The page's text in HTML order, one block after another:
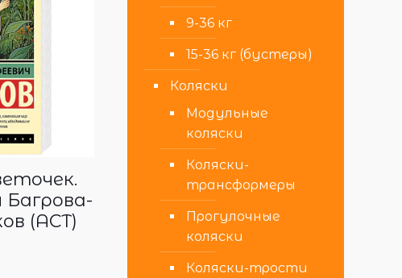
(АСТ)
9-36 кг
15-36 кг (бустеры)
Коляски
Модульные
коляски
Коляски-
трансформеры
Прогулочные
коляски
Коляски-трости